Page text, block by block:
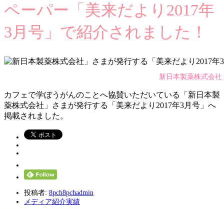
ペーパー「美来だより2017年
3月号」で紹介されました！
新日本製薬株式会
カフェで学ぼうがんのことへ協賛いただいている「新日本製
薬株式会社」さまが発行する「美来だより2017年3月号」へ
掲載されました。
投稿者: 8pch8pchadmin
メディア紹介実績